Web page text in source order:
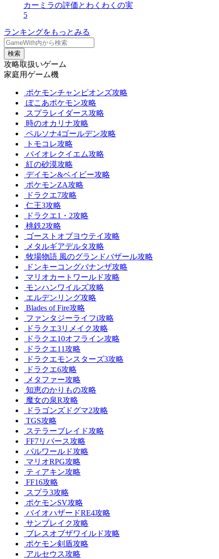
カーミラの評価とわくわくの実
5
ランキングをもっとみる
検索
攻略取扱いゲーム
家庭用ゲーム機
ポケモンチャンピオンズ攻略
ぽこあポケモン攻略
スプラレイダース攻略
時のオカリナ攻略
ペルソナ4ゴールデン攻略
トモコレ攻略
バイオレクイエム攻略
紅の砂漠攻略
デイモン&ベイビー攻略
ポケモンZA攻略
ドラクエ7攻略
仁王3攻略
ドラクエ1・2攻略
桃鉄2攻略
ゴーストオブヨウテイ攻略
メタルギアデルタ攻略
牧場物語 風のグランドバザール攻略
ドンキーコングバナンザ攻略
マリオカートワールド攻略
モンハンワイルズ攻略
エルデンリング攻略
Blades of Fire攻略
ファンタジーライフi攻略
ドラクエ3リメイク攻略
ドラクエ10オフライン攻略
ドラクエ11攻略
ドラクエモンスターズ3攻略
ドラクエ6攻略
メタファー攻略
知恵のかりもの攻略
魔女の泉R攻略
ドラゴンズドグマ2攻略
TGS攻略
ステラーブレイド攻略
FF7リバース攻略
パルワールド攻略
マリオRPG攻略
ティアキン攻略
FF16攻略
スプラ3攻略
ポケモンSV攻略
バイオハザードRE4攻略
サンブレイク攻略
ブレスオブザワイルド攻略
ポケモン剣盾攻略
アルセウス攻略